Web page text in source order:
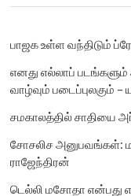
பாஜக உள்ள வந்திடும்
எனது எல்லாப்
வாழ்வும் படைப்புலகும் –
சமகாலத்தில் சாதியை
சோசலிச அனுபவங்கள்:
ராஜேந்திரன்
டெல்லி மசோதா என்பது